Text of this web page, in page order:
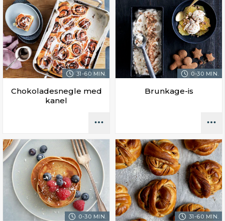
31-60 MIN.
Chokoladesnegle med
kanel
0-30 MIN.
Brunkage-is
0-30 MIN. 31-60 MIN.